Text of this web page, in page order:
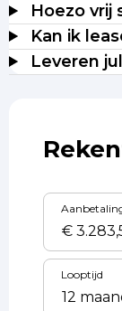
Hoezo vrij
Kan ik
Leveren
Looptijd